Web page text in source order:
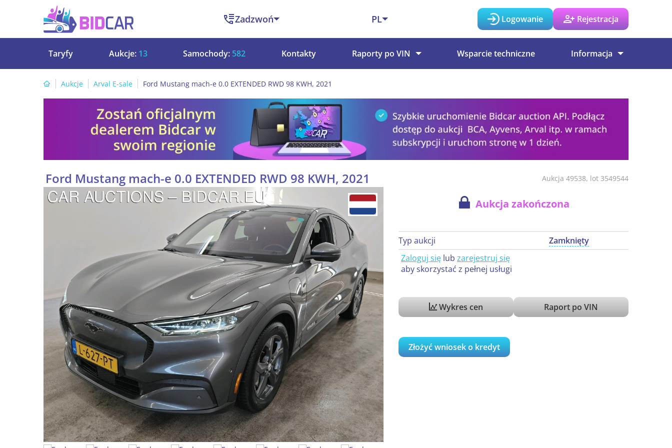
Zadzwoń PL Logowanie Rejestracja
Taryfy Aukcje: 13 Samochody: 582 Kontakty Raporty po VIN Wsparcie techniczne Informacja
Aukcje Arval E-sale Ford Mustang mach-e 0.0 EXTENDED RWD 98 KWH, 2021
Aukcja 49538, lot 3549544
Ford Mustang mach-e 0.0 EXTENDED RWD 98 KWH, 2021
Aukcja zakończona
Typ aukcji
Zamknięty
Zaloguj się lub zarejestruj się
aby skorzystać z pełnej usługi
Wykres cen Raport po VIN
Złożyć wniosek o kredyt